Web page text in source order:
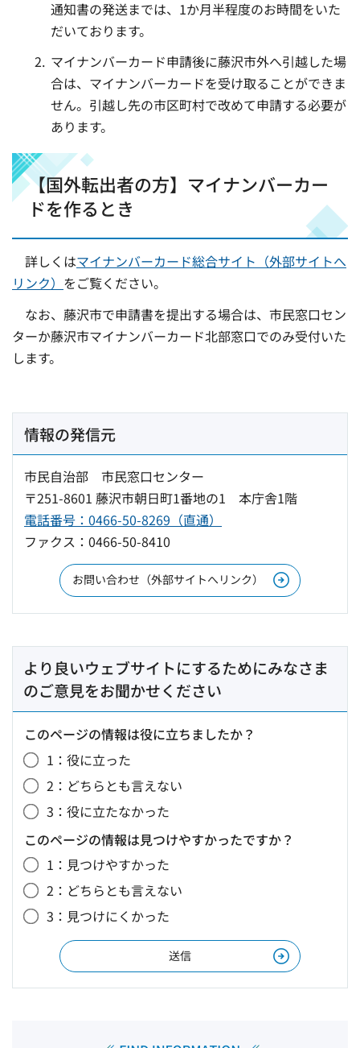
通知書の発送までは、1か月半程度のお時間をいた
だいております。
マイナンバーカード申請後に藤沢市外へ引越した場
合は、マイナンバーカードを受け取ることができま
せん。引越し先の市区町村で改めて申請する必要が
あります。
【国外転出者の方】マイナンバーカー
ドを作るとき
詳しくはマイナンバーカード総合サイト（外部サイトへ
リンク） をご覧ください。
なお、藤沢市で申請書を提出する場合は、市民窓口セン
ターか藤沢市マイナンバーカード北部窓口でのみ受付いた
します。
情報の発信元
市民自治部 市民窓口センター
〒251-8601 藤沢市朝日町1番地の1 本庁舎1階
電話番号：0466-50-8269（直通）
ファクス：0466-50-8410
お問い合わせ（外部サイトへリンク）
より良いウェブサイトにするためにみなさま
のご意見をお聞かせください
このページの情報は役に立ちましたか？
1：役に立った
2：どちらとも言えない
3：役に立たなかった
このページの情報は見つけやすかったですか？
1：見つけやすかった
2：どちらとも言えない
3：見つけにくかった